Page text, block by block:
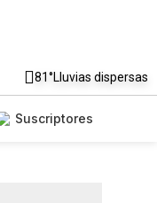
81°Lluvias dispersas
Suscriptores